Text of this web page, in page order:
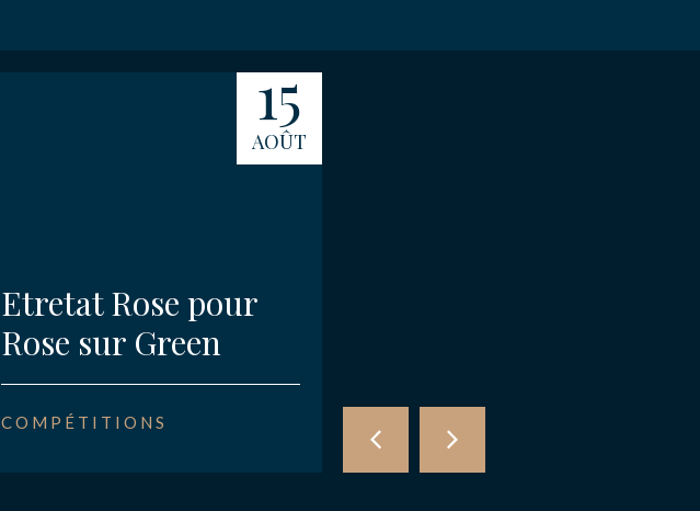
15
AOÛT
Etretat Rose pour
Rose sur Green
COMPÉTITIONS